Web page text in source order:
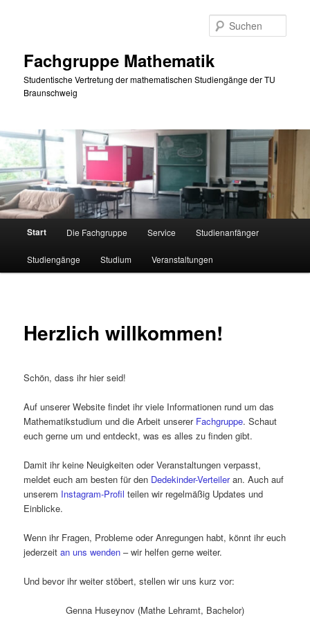
Fachgruppe Mathematik
Studentische Vertretung der mathematischen Studiengänge der TU
Braunschweig
Hauptmenü
Start Die Fachgruppe Service Studienanfänger
Studiengänge Studium Veranstaltungen
Herzlich willkommen!
Schön, dass ihr hier seid!
Auf unserer Website findet ihr viele Informationen rund um das
Mathematikstudium und die Arbeit unserer Fachgruppe. Schaut
euch gerne um und entdeckt, was es alles zu finden gibt.
Damit ihr keine Neuigkeiten oder Veranstaltungen verpasst,
meldet euch am besten für den Dedekinder-Verteileran. Auch auf
unserem Instagram-Profil teilen wir regelmäßig Updates und
Einblicke.
Wenn ihr Fragen, Probleme oder Anregungen habt, könnt ihr euch
jederzeitan uns wenden – wir helfen gerne weiter.
Und bevor ihr weiter stöbert, stellen wir uns kurz vor:
Genna Huseynov (Mathe Lehramt, Bachelor)